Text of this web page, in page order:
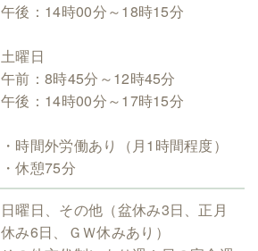
午後：14時00分～18時15分
土曜日
午前：8時45分～12時45分
午後：14時00分～17時15分
・時間外労働あり（月1時間程度）
・休憩75分
日曜日、その他（盆休み3日、正月
休み6日、ＧＷ休みあり）